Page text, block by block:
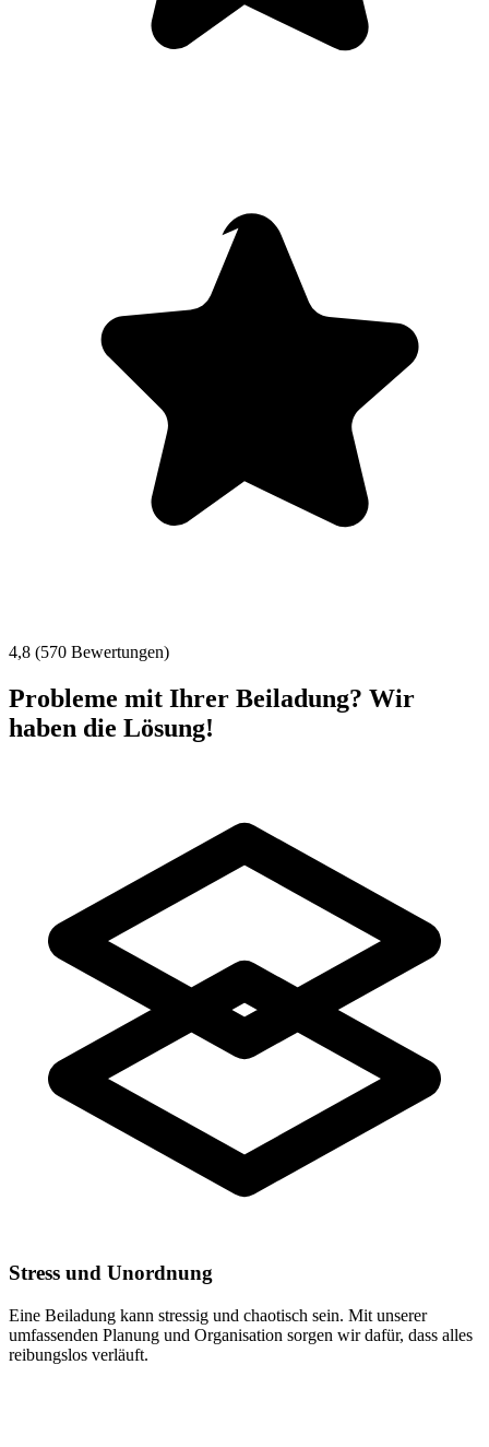
4,8 (570 Bewertungen)
Probleme mit Ihrer Beiladung? Wir
haben die Lösung!
Stress und Unordnung
Eine Beiladung kann stressig und chaotisch sein. Mit unserer
umfassenden Planung und Organisation sorgen wir dafür, dass alles
reibungslos verläuft.